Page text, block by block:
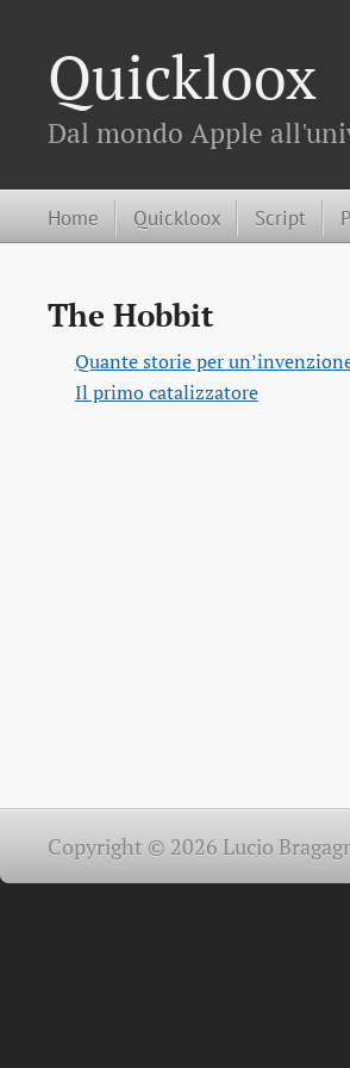
Quickloox
Dal mondo Apple
Home Quickloox Script
The Hobbit
Quante storie per
Il primo catalizzatore
Copyright © 2026 Lucio